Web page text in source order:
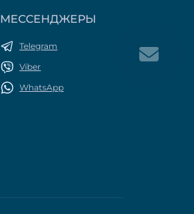
МЕССЕНДЖЕРЫ
Telegram
Viber
WhatsApp